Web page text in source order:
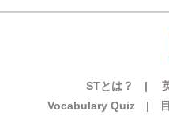
STとは？ |
Vocabulary Quiz|